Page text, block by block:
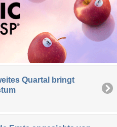
Quartal bringt